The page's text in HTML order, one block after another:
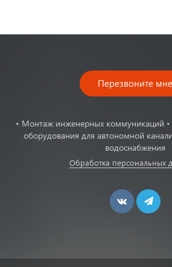
Перезвоните мне
• Монтаж инженерных коммуникаций •
оборудования для автономной
водоснабжения
Обработка персональных